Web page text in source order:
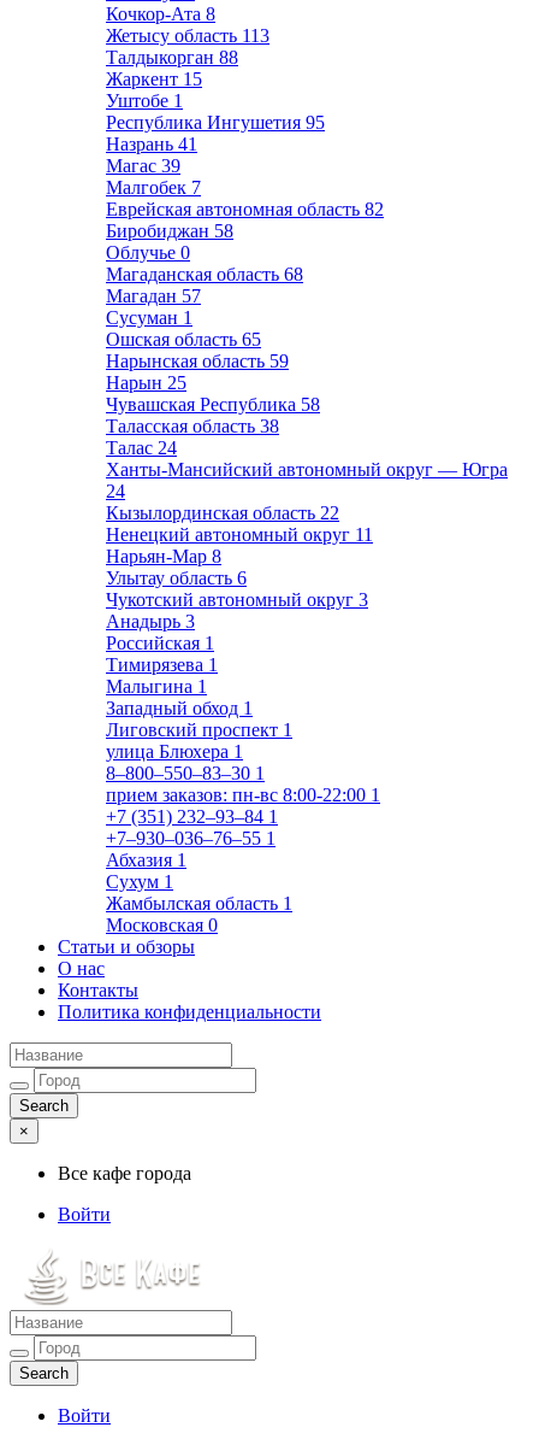
Кочкор-Ата 8
Жетысу область 113
Талдыкорган 88
Жаркент 15
Уштобе 1
Республика Ингушетия 95
Назрань 41
Магас 39
Малгобек 7
Еврейская автономная область 82
Биробиджан 58
Облучье 0
Магаданская область 68
Магадан 57
Сусуман 1
Ошская область 65
Нарынская область 59
Нарын 25
Чувашская Республика 58
Таласская область 38
Талас 24
Ханты-Мансийский автономный округ — Югра
24
Кызылординская область 22
Ненецкий автономный округ 11
Нарьян-Мар 8
Улытау область 6
Чукотский автономный округ 3
Анадырь 3
Российская 1
Тимирязева 1
Малыгина 1
Западный обход 1
Лиговский проспект 1
улица Блюхера 1
8‒800‒550‒83‒30 1
прием заказов: пн-вс 8:00-22:00 1
+7 (351) 232‒93‒84 1
+7‒930‒036‒76‒55 1
Абхазия 1
Сухум 1
Жамбылская область 1
Московская 0
Статьи и обзоры
О нас
Контакты
Политика конфиденциальности
×
Все кафе города
Войти
Все кафе города
Каталог хороших кафе
Войти